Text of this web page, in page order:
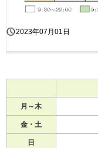
2023年07月01日
月～木
金・土
日